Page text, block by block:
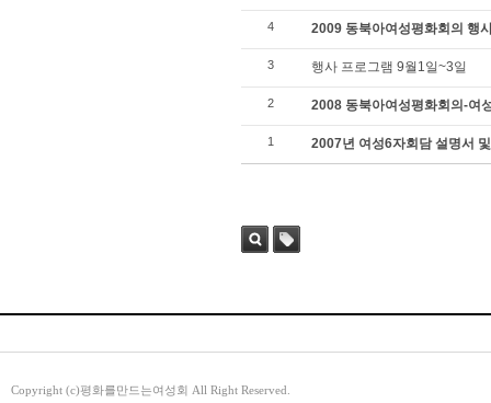
4 2009 동북아여성평화회의 행
3 행사 프로그램 9월1일~3일
2 2008 동북아여성평화회의-여
1 2007년 여성6자회담 설명서
Copyright (c)평화를만드는여성회 All Right Reserved.